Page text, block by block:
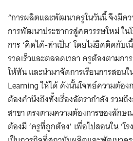
“การผลิตและพัฒนาครูในวันนี้ จึงมีค
การพัฒนาประชากรสู่ศตวรรษใหม่ ใน
การ ‘คิดได้-ทำเป็น’ โดยไม่ยึดติดกับ
รวดเร็วและตลอดเวลา ครูต้องตามกา
ให้ทัน และนำมาจัดการเรียนการสอน
Learning ให้ได้ ดังนั้นโจทย์ความต้อง
ต้องคำนึงถึงทั้งเรื่องอัตรากำลัง รวม
สาขา ตรงตามความต้องการของลักษณ
ต้องมี ‘ครูที่ถูกต้อง’ เพื่อไปสอนใน ‘โ